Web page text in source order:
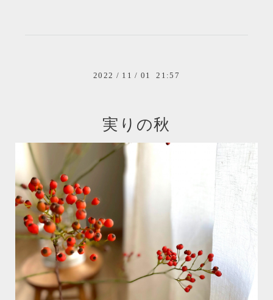
2022 / 11 / 01 21:57
実りの秋